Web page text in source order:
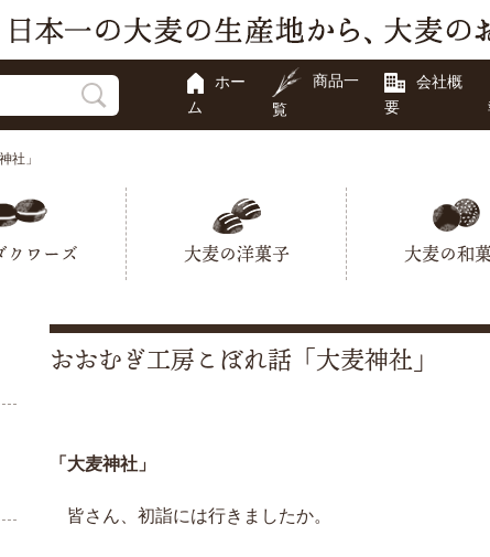
ホー
ム
商品一
覧
会社概
要
社」
クワーズ 大麦の洋菓子 大麦の和
おおむぎ工房こぼれ話「大麦神社」
「大麦神社」
皆さん、初詣には行きましたか。